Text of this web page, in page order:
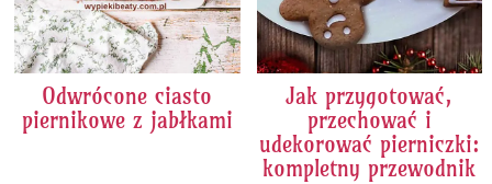
Odwrócone ciasto
piernikowe z jabłkami
Jak przygotować,
przechować i
udekorować pierniczki:
kompletny przewodnik